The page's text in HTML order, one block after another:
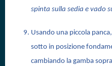
spinta sulla sedia e vado
Usando una piccola
sotto in posizione
cambiando la gamba